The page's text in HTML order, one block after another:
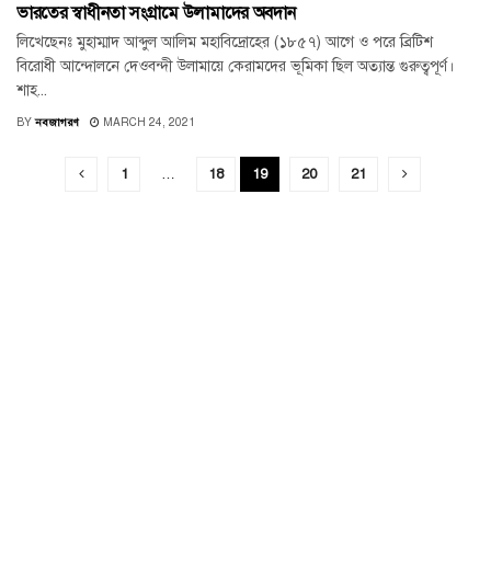
ভারতের স্বাধীনতা সংগ্রামে উলামাদের অবদান
লিখেছেনঃ মুহাম্মাদ আব্দুল আলিম মহাবিদ্রোহের (১৮৫৭) আগে ও পরে ব্রিটিশ
বিরোধী আন্দোলনে দেওবন্দী উলামায়ে কেরামদের ভূমিকা ছিল অত্যান্ত গুরুত্বপূর্ণ।
শাহ...
BY নবজাগরণ MARCH 24, 2021
1 … 18 19 20 21